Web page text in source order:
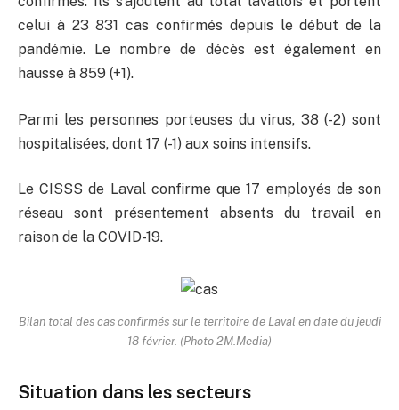
celui à 23 831 cas confirmés depuis le début de la
pandémie. Le nombre de décès est également en
hausse à 859 (+1).
Parmi les personnes porteuses du virus, 38 (-2) sont
hospitalisées, dont 17 (-1) aux soins intensifs.
Le CISSS de Laval confirme que 17 employés de son
réseau sont présentement absents du travail en
raison de la COVID-19.
Bilan total des cas confirmés sur le territoire de Laval en date du jeudi
18 février. (Photo 2M.Media)
Situation dans les secteurs